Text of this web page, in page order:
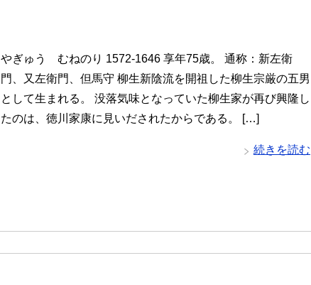
やぎゅう むねのり 1572-1646 享年75歳。 通称：新左衛
門、又左衛門、但馬守 柳生新陰流を開祖した柳生宗厳の五男
として生まれる。 没落気味となっていた柳生家が再び興隆し
たのは、徳川家康に見いだされたからである。 […]
続きを読む